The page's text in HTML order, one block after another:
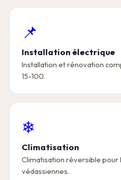
📌
Installation électrique
Installation et rénovation
15-100.
❄
Climatisation
Climatisation réversible pour
védassiennes.